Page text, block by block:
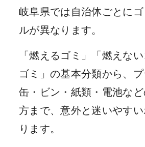
岐阜県では自治体ごとに
ルが異なります。
「燃えるゴミ」「燃えな
ゴミ」の基本分類から、プ
缶・ビン・紙類・電池な
方まで、意外と迷いやす
ります。